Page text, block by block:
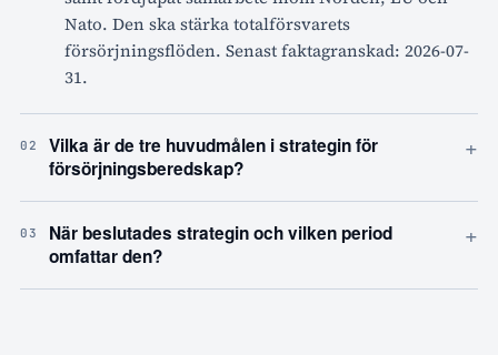
Nato. Den ska stärka totalförsvarets
försörjningsflöden. Senast faktagranskad: 2026-07-
31.
02
Vilka är de tre huvudmålen i strategin för
försörjningsberedskap?
+
03
När beslutades strategin och vilken period
omfattar den?
+